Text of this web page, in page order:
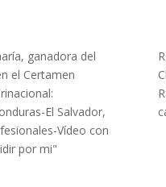
ganadora del
el Certamen
El Salvador,
Vídeo con
por mi"